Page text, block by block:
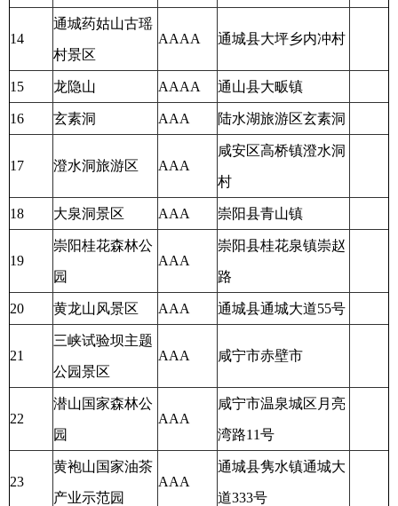
14
通城药姑山古瑶
村景区
AAAA 通城县大坪乡内冲村
15 龙隐山 AAAA 通山县大畈镇
16 玄素洞 AAA 陆水湖旅游区玄素洞
17 澄水洞旅游区 AAA
咸安区高桥镇澄水洞
村
18 大泉洞景区 AAA 崇阳县青山镇
19
崇阳桂花森林公
园
AAA
崇阳县桂花泉镇崇赵
路
20 黄龙山风景区 AAA 通城县通城大道55号
21
三峡试验坝主题
公园景区
AAA 咸宁市赤壁市
22
潜山国家森林公
园
AAA
咸宁市温泉城区月亮
湾路11号
23
黄袍山国家油茶
产业示范园
AAA
通城县隽水镇通城大
道333号